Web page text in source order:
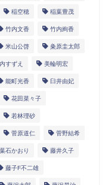
稲空穂 稲葉豊茂
竹内文香 竹内絢香
米山公啓 粂原圭太郎
すずえ 美輪明宏
能町光香 臼井由妃
花田菜々子
若林理砂
菅原道仁 菅野結希
葉石かおり 藤井久子
藤子F不二雄